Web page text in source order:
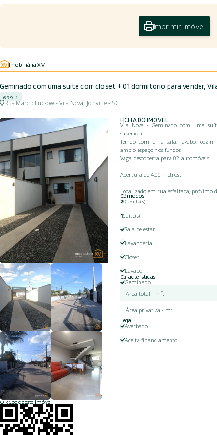
Imprimir imóvel
Imobiliária XV
Geminado com uma suíte com closet + 01 dormitório para vender,
699-1
Rua Márcio Luckow - Vila Nova, Joinville - SC
QRCode deste imóvel
FICHA DO IMÓVEL
Vila Nova - Geminado com uma
superior)
Térreo com uma sala, lavabo,
amplo espaço nos fundos.
Vaga descoberta para 02 automóveis.
Abertura de 4,00 metros.
Localizado em rua asfaltada, próximo
Cômodos
2Quarto(s)
1Suíte(s)
Sala de estar
Lavanderia
Closet
Lavabo
Características
Geminado
Área total - m²:
Área privativa - m²:
Legal
Averbado
Aceita financiamento